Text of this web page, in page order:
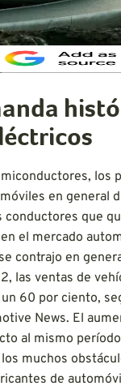
los
en general
conductores que
el mercado
contrajo en
las ventas de
60 por ciento,
News. El
al mismo
muchos
de